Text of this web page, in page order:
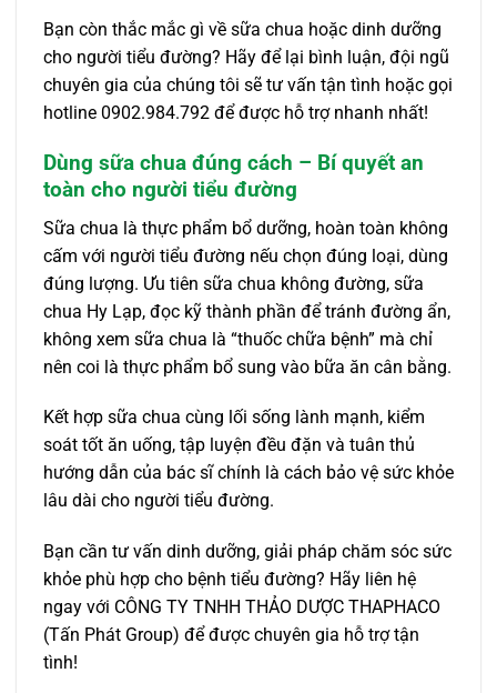
Bạn còn thắc mắc gì về sữa chua hoặc dinh dưỡng
cho người tiểu đường? Hãy để lại bình luận, đội ngũ
chuyên gia của chúng tôi sẽ tư vấn tận tình hoặc gọi
hotline 0902.984.792 để được hỗ trợ nhanh nhất!
Dùng sữa chua đúng cách – Bí quyết an
toàn cho người tiểu đường
Sữa chua là thực phẩm bổ dưỡng, hoàn toàn không
cấm với người tiểu đường nếu chọn đúng loại, dùng
đúng lượng. Ưu tiên sữa chua không đường, sữa
chua Hy Lạp, đọc kỹ thành phần để tránh đường ẩn,
không xem sữa chua là “thuốc chữa bệnh” mà chỉ
nên coi là thực phẩm bổ sung vào bữa ăn cân bằng.
Kết hợp sữa chua cùng lối sống lành mạnh, kiểm
soát tốt ăn uống, tập luyện đều đặn và tuân thủ
hướng dẫn của bác sĩ chính là cách bảo vệ sức khỏe
lâu dài cho người tiểu đường.
Bạn cần tư vấn dinh dưỡng, giải pháp chăm sóc sức
khỏe phù hợp cho bệnh tiểu đường? Hãy liên hệ
ngay với CÔNG TY TNHH THẢO DƯỢC THAPHACO
(Tấn Phát Group) để được chuyên gia hỗ trợ tận
tình!